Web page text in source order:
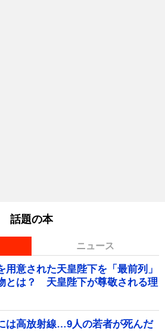
話題の本
ニュース
用意された天皇陛下を「最前列」
とは？ 天皇陛下が尊敬される理
は高放射線…9人の若者が死んだ